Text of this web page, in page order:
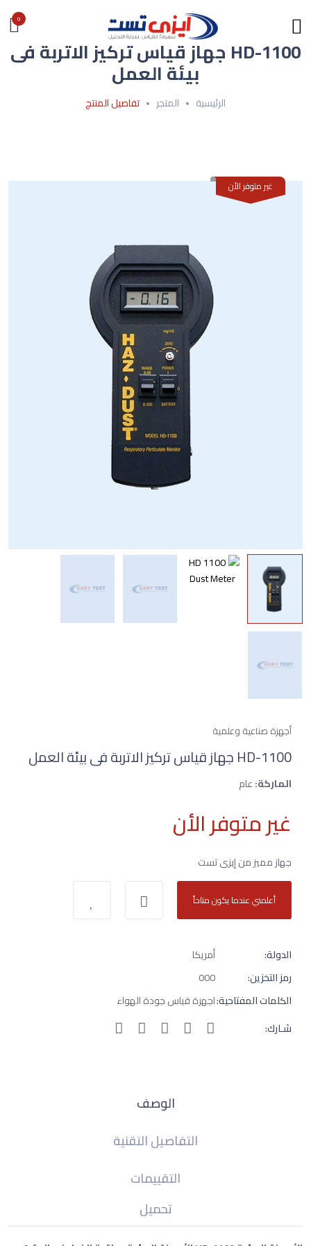
0
HD-1100 جهاز قياس تركيز الاتربة فى
بيئة العمل
الرئيسية المتجر تفاصيل المنتج
غير متوفر الأن
أجهزة صناعية وعلمية
HD-1100 جهاز قياس تركيز الاتربة فى بيئة العمل
الماركة:عام
غير متوفر الأن
جهاز مميز من إيزى تست
أعلمني عندما يكون متاحاً
الدولة:
أمريكا
رمز التخزين:
000
الكلمات المفتاحية:اجهزة قياس جودة الهواء
شـارك:
الوصف
التفاصيل التقنية
التقييمات
تحميل